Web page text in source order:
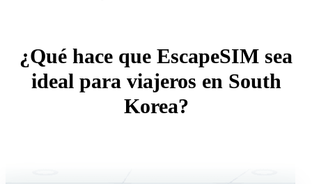
¿Qué hace que EscapeSIM sea
ideal para viajeros en South
Korea?